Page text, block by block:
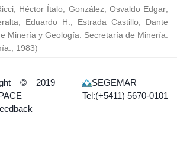
Héctor Ítalo; González, Osvaldo Edgar;
Eduardo H.;
Estrada Castillo, Dante
Minería y Geología. Secretaría de Minería.
, 1983)
© 2019
SEGEMAR
Tel:(+5411) 5670-0101